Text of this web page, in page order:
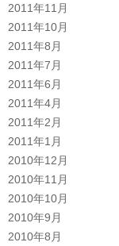
2011年11月
2011年10月
2011年8月
2011年7月
2011年6月
2011年4月
2011年2月
2011年1月
2010年12月
2010年11月
2010年10月
2010年9月
2010年8月